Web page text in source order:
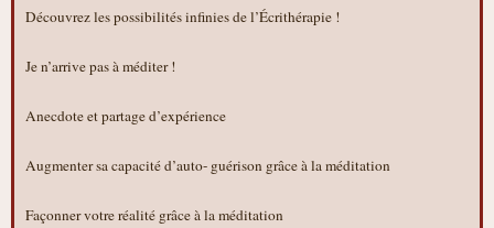
Découvrez les possibilités infinies de l’Écrithérapie !
Je n’arrive pas à méditer !
Anecdote et partage d’expérience
Augmenter sa capacité d’auto- guérison grâce à la méditation
Façonner votre réalité grâce à la méditation